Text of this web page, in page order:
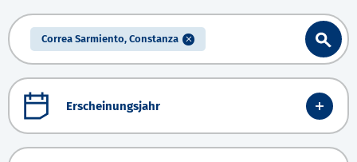
Correa Sarmiento, Constanza
Erscheinungsjahr